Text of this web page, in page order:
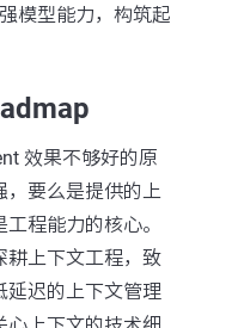
模型能力，构筑起
效果不够好的原
，要么是提供的上
程能力的核心。
耕上下文工程，致
延迟的上下文管理